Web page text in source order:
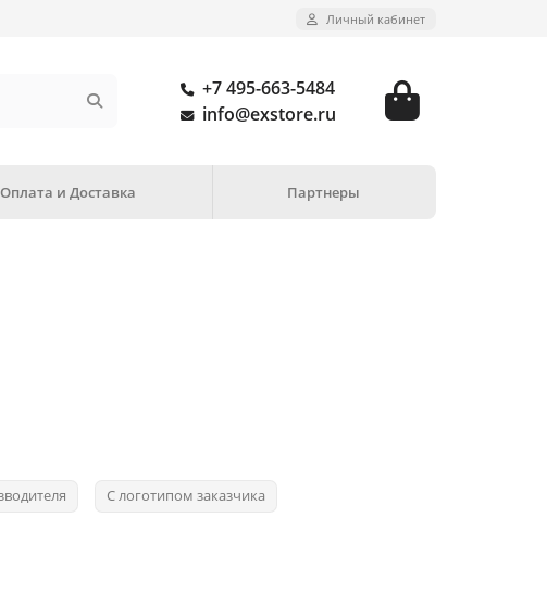
Личный кабинет
+7 495-663-5484
info@exstore.ru
Оплата и Доставка Партнеры
С логотипом заказчика